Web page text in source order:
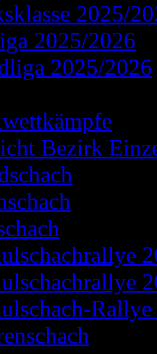
2025/
2025/2026
2025/2026
Bezirk